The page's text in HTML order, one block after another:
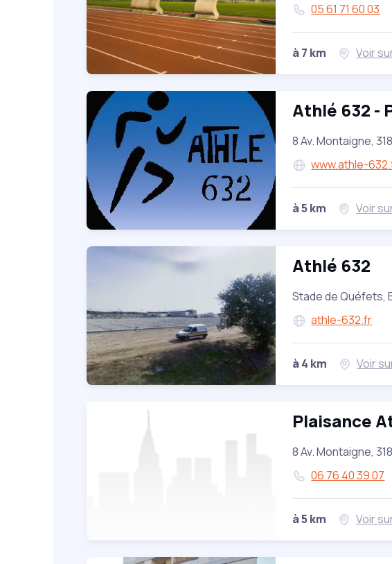
05 61 71 60 03
à 7 km Voir
Athlé 632 -
8 Av. Montaigne,
www.athle-
à 5 km Voir
Athlé 632
Stade de Quéfets,
athle-632.fr
à 4 km Voir
Plaisance
8 Av. Montaigne,
06 76 40 39 07
à 5 km Voir